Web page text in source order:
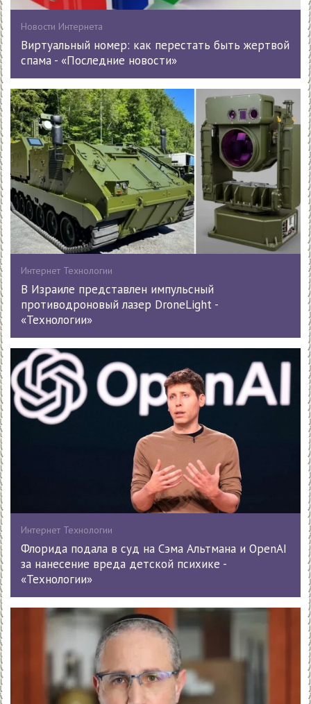
Новости Интернета
Виртуальный номер: как перестать быть жертвой
спама - «Последние новости»
Интернет Технологии
В Израиле представлен импульсный
противодроновый лазер DroneLight -
«Технологии»
Интернет Технологии
Флорида подала в суд на Сэма Альтмана и OpenAI
за нанесение вреда детской психике -
«Технологии»